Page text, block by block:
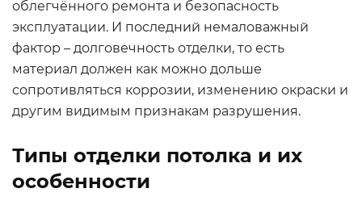
облегчённого ремонта и безопасность
эксплуатации. И последний немаловажный
фактор – долговечность отделки, то есть
материал должен как можно дольше
сопротивляться коррозии, изменению окраски и
другим видимым признакам разрушения.
Типы отделки потолка и их
особенности